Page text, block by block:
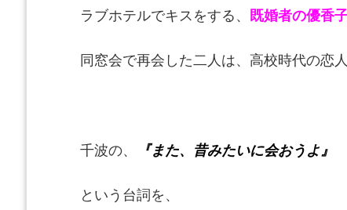
ラブホテルでキスをする、 既婚者の優香
同窓会で再会した二人は、高校時代の恋人
千波の、 『また、昔みたいに会おうよ』
という台詞を、